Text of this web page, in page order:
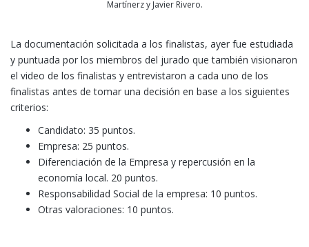
Martínerz y Javier Rivero.
La documentación solicitada a los finalistas, ayer fue estudiada
y puntuada por los miembros del jurado que también visionaron
el video de los finalistas y entrevistaron a cada uno de los
finalistas antes de tomar una decisión en base a los siguientes
criterios:
Candidato: 35 puntos.
Empresa: 25 puntos.
Diferenciación de la Empresa y repercusión en la
economía local. 20 puntos.
Responsabilidad Social de la empresa: 10 puntos.
Otras valoraciones: 10 puntos.